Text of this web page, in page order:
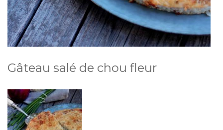
Gâteau salé de chou fleur